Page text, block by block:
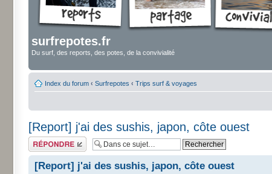
surfrepotes.fr
Du surf, des reports, des potes, de la convivialité
Index du forum ‹ Surfrepotes ‹ Trips surf & voyages
[Report] j'ai des sushis, japon, côte ouest
Répondre
[Report] j'ai des sushis, japon, côte ouest